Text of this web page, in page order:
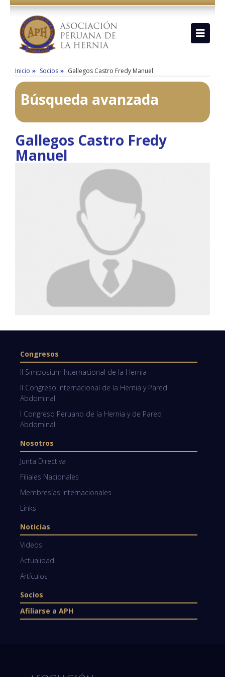
Inicio Socios Gallegos Castro Fredy Manuel
Búsqueda avanzada
Gallegos Castro Fredy
Manuel
Congresos
II Simposium Internacional de la Hernia
II Congreso Internacional de la Hernia y Pared
Abdominal
I Congreso Peruano de la Hernia y de Pared
Abdominal
Nosotros
Junta Directiva
Filiales Nacionales
Membresías Internacionales
Links
Noticias
Videos
Actualidad
Artículos
Socios
Afiliarse a APH